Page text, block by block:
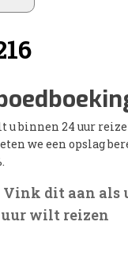
u binnen 24 uur
we een opslag
Vink dit aan als
uur wilt reizen